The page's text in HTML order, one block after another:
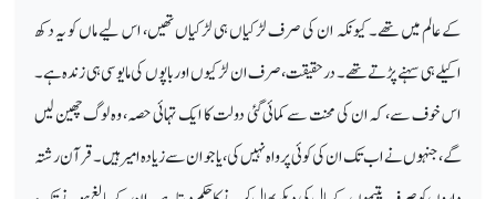
کے عالم میں تھے۔ کیونکہ ان کی صرف لڑکیاں ہی لڑکیاں تھیں، اس لیے ماں کو یہ دکھ
اکیلے ہی سہنے پڑتے تھے۔ درحقیقت، صرف ان لڑکیوں اور باپوں کی مایوسی ہی زندہ ہے۔
اس خوف سے، کہ ان کی محنت سے کمائی گئی دولت کا ایک تہائی حصہ، وہ لوگ چھین لیں
گے، جنہوں نے اب تک ان کی کوئی پرواہ نہیں کی، یا جو ان سے زیادہ امیر ہیں۔ قرآن رشتہ